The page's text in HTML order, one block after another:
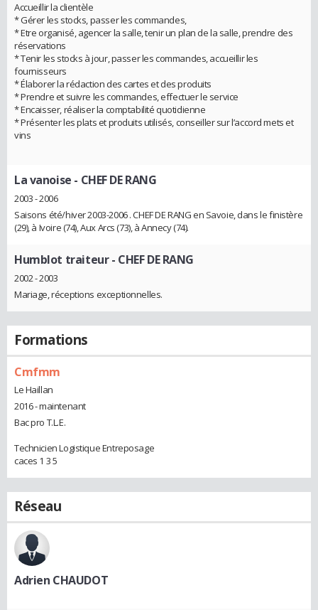
Accueillir la clientèle
* Gérer les stocks, passer les commandes,
* Etre organisé, agencer la salle, tenir un plan de la salle, prendre des
réservations
* Tenir les stocks à jour, passer les commandes, accueillir les
fournisseurs
* Élaborer la rédaction des cartes et des produits
* Prendre et suivre les commandes, effectuer le service
* Encaisser, réaliser la comptabilité quotidienne
* Présenter les plats et produits utilisés, conseiller sur l’accord mets et
vins
La vanoise - CHEF DE RANG
2003 - 2006
Saisons été/hiver 2003-2006 . CHEF DE RANG en Savoie, dans le finistère
(29), à Ivoire (74), Aux Arcs (73), à Annecy (74).
Humblot traiteur- CHEF DE RANG
2002 - 2003
Mariage, réceptions exceptionnelles.
Formations
Cmfmm
Le Haillan
2016 - maintenant
Bac pro T.L.E.
Technicien Logistique Entreposage
caces 1 3 5
Réseau
Adrien CHAUDOT